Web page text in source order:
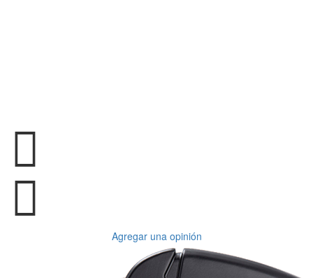
Agregar una opinión